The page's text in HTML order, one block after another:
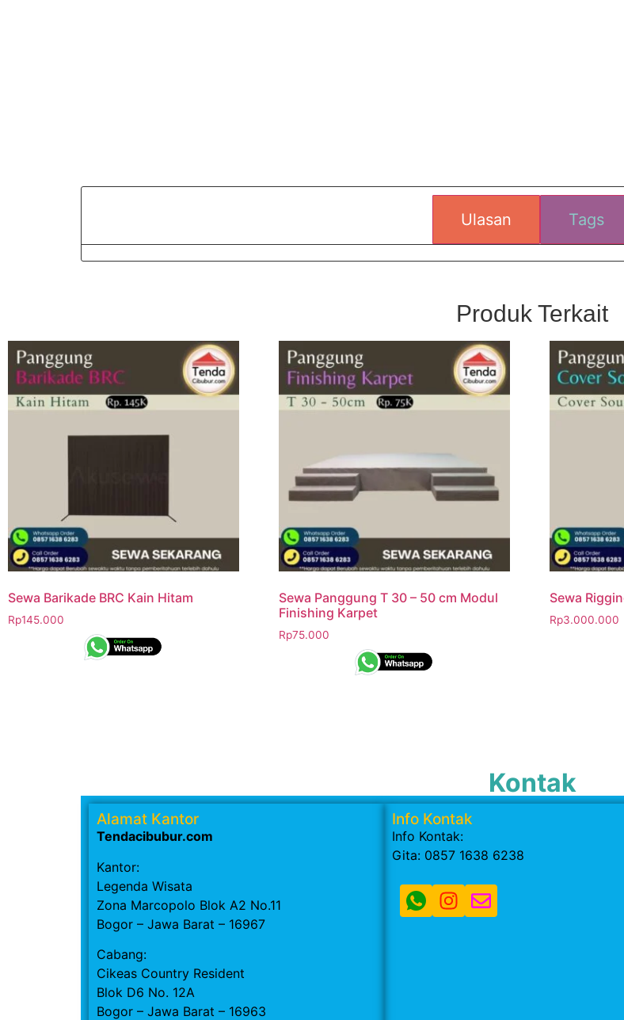
Ulasan Tags
Produk Terkait
Sewa Barikade BRC Kain Hitam
Rp145.000
Sewa Panggung T 30 – 50 cm Modul
Finishing Karpet
Rp75.000
Sewa
Rp3.000.000
Kontak
Alamat Kantor
Tendacibubur.com
Kantor:
Legenda Wisata
Zona Marcopolo Blok A2 No.11
Bogor – Jawa Barat – 16967
Cabang:
Cikeas Country Resident
Blok D6 No. 12A
Bogor – Jawa Barat – 16963
Info Kontak
Info Kontak:
Gita: 0857 1638 6238